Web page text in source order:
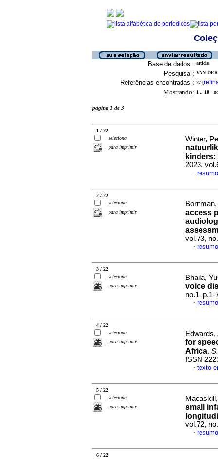
Base de dados : article
Pesquisa : VAN
Referências encontradas : 22 [
Mostrando: 1 .. 10
página 1 de 3
1 / 22
seleciona
para imprimir
Winter,
kinders:
2023,
·
2 / 22
seleciona
para imprimir
access
vol.73,
·
3 / 22
seleciona
para imprimir
Bhaila,
voice
no.1, p.1-
·
4 / 22
seleciona
para imprimir
for
Africa.
ISSN
· texto
5 / 22
seleciona
para imprimir
small
vol.72,
·
6 / 22